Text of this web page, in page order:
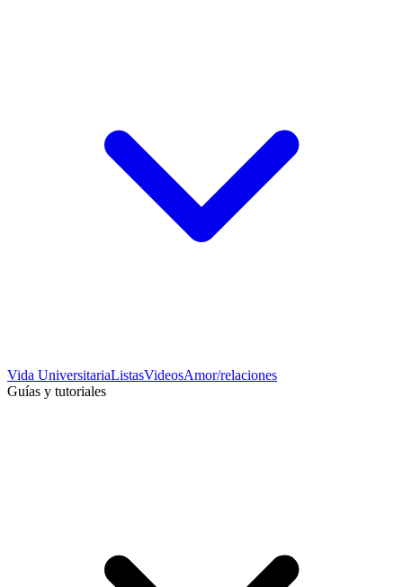
Vida UniversitariaListasVideosAmor/relaciones
Guías y tutoriales